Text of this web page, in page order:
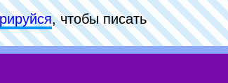
, чтобы писать